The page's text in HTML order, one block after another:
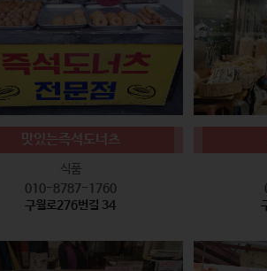
맛있는즉석도너츠
식품
010-8787-1760
구월로276번길 34